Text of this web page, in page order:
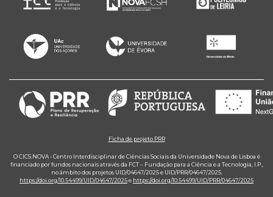
Ficha de projeto PRR
O CICS.NOVA - Centro Interdisciplinar de Ciências Sociais da Universidade Nova de Lisboa é
financiado por fundos nacionais através da FCT – Fundação para a Ciência e a Tecnologia, I.P.,
no âmbito dos projetos UID/04647/2025 e UID/PRR/04647/2025.
https://doi.org/10.54499/UID/04647/2025e https://doi.org/10.54499/UID/PRR/04647/2025